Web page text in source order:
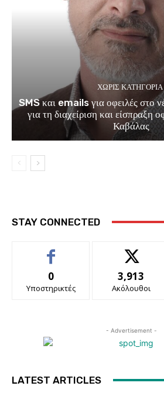
ΧΩΡΊΣ ΚΑΤΗΓΟΡΊΑ
SMS και emails για οφειλές στο
για τη διαχείριση και είσπραξη
Καβάλας
STAY CONNECTED
0
Υποστηρικτές
3,913
Ακόλουθοι
- Advertisement -
LATEST ARTICLES